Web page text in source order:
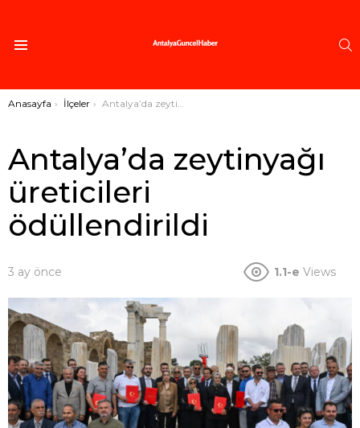
Buradasınız:
Anasayfa İlçeler Antalya’da zeytinyağı üreticileri ödüllendirildi
Antalya’da zeytinyağı
üreticileri
ödüllendirildi
3 ay önce 1.1-e Views